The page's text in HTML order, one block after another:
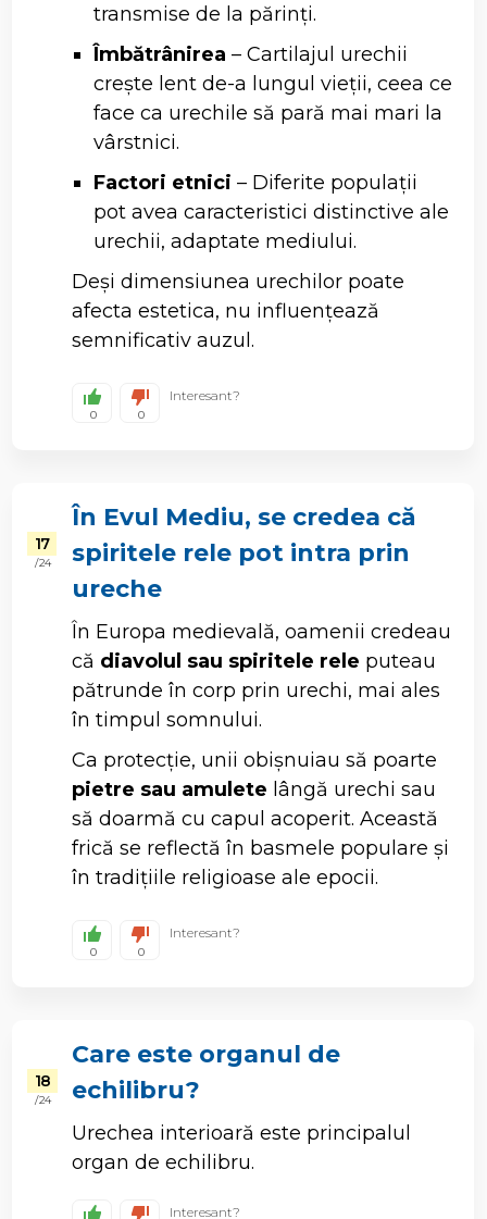
transmise de la părinți.
Îmbătrânirea – Cartilajul urechii
crește lent de-a lungul vieții, ceea ce
face ca urechile să pară mai mari la
vârstnici.
Factori etnici – Diferite populații
pot avea caracteristici distinctive ale
urechii, adaptate mediului.
Deși dimensiunea urechilor poate
afecta estetica, nu influențează
semnificativ auzul.
0 0
Interesant?
17
/ 24
În Evul Mediu, se credea că
spiritele rele pot intra prin
ureche
În Europa medievală, oamenii credeau
că diavolul sau spiritele rele puteau
pătrunde în corp prin urechi, mai ales
în timpul somnului.
Ca protecție, unii obișnuiau să poarte
pietre sau amulete lângă urechi sau
să doarmă cu capul acoperit. Această
frică se reflectă în basmele populare și
în tradițiile religioase ale epocii.
0 0
Interesant?
18
/ 24
Care este organul de
echilibru?
Urechea interioară este principalul
organ de echilibru.
Interesant?